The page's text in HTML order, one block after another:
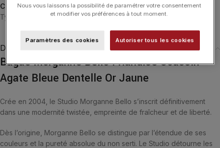
Catégories : Bagues Bagues, Friandise, MORGANNE BELLO,
Typologies
Description
Bague Morganne Bello Friandise Coussin
Agate Bleue Dentelle Or Jaune
Crée en 2004, le Studio Morganne Bello s’inscrit définitivement
dans une modernité twistée, empreinte de fraîcheur et de liberté.
Dès l’origine, Morganne Bello se distingue par l’étendue de ses
couleurs et la pureté absolue du non serti. Le Studio détourne les
Nous vous laissons la possibilité de paramétrer votre consentement
et modifier vos préférences à tout moment.
Paramètres des cookies Autoriser tous les cookies